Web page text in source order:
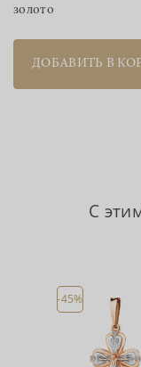
золото
ДОБАВИТЬ В
С
-45%